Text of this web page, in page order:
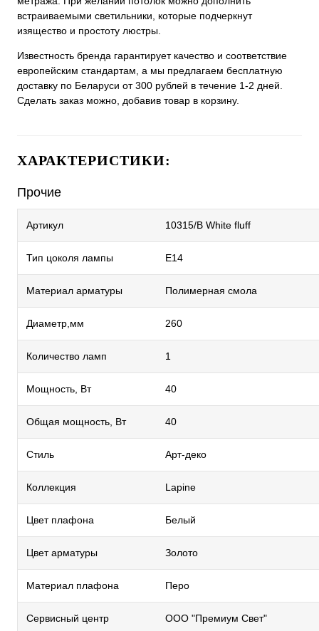
встраиваемыми светильники, которые подчеркнут
изящество и простоту люстры.
Известность бренда гарантирует качество и соответствие
европейским стандартам, а мы предлагаем бесплатную
доставку по Беларуси от 300 рублей в течение 1-2 дней.
Сделать заказ можно, добавив товар в корзину.
ХАРАКТЕРИСТИКИ:
Прочие
Артикул 10315/B White fluff
Тип цоколя лампы E14
Материал арматуры Полимерная смола
Диаметр,мм 260
Количество ламп 1
Мощность, Вт 40
Общая мощность, Вт 40
Стиль Арт-деко
Коллекция Lapine
Цвет плафона Белый
Цвет арматуры Золото
Материал плафона Перо
Сервисный центр ООО "Премиум Свет"